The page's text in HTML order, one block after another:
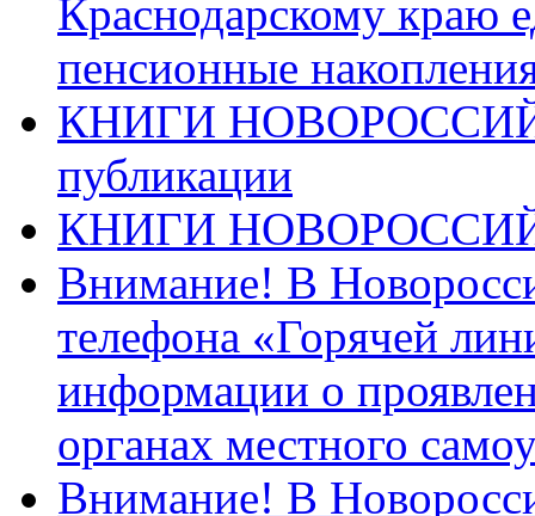
Краснодарскому краю
пенсионные
КНИГИ
публикации
КНИГИ
Внимание! В
телефона «Горячей
информации о
органах местного
Внимание! В